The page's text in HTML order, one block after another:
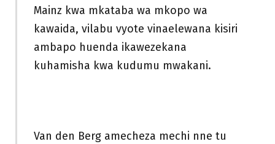
Mainz kwa mkataba wa mkopo wa
kawaida, vilabu vyote vinaelewana kisiri
ambapo huenda ikawezekana
kuhamisha kwa kudumu mwakani.
Van den Berg amecheza mechi nne tu